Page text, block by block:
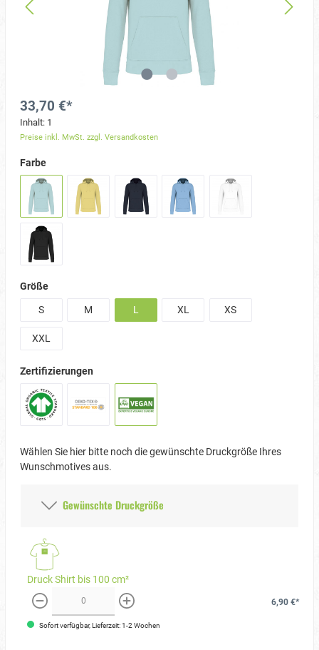
33,70 €*
Inhalt: 1
Preise inkl. MwSt. zzgl. Versandkosten
Farbe
Größe
S
M L XL XS
XXL
Zertifizierungen
Wählen Sie hier bitte noch die gewünschte Druckgröße Ihres
Wunschmotives aus.
Gewünschte Druckgröße
Druck Shirt bis 100 cm²
weniger mehr
6,90 €*
Sofort verfügbar, Lieferzeit: 1-2 Wochen